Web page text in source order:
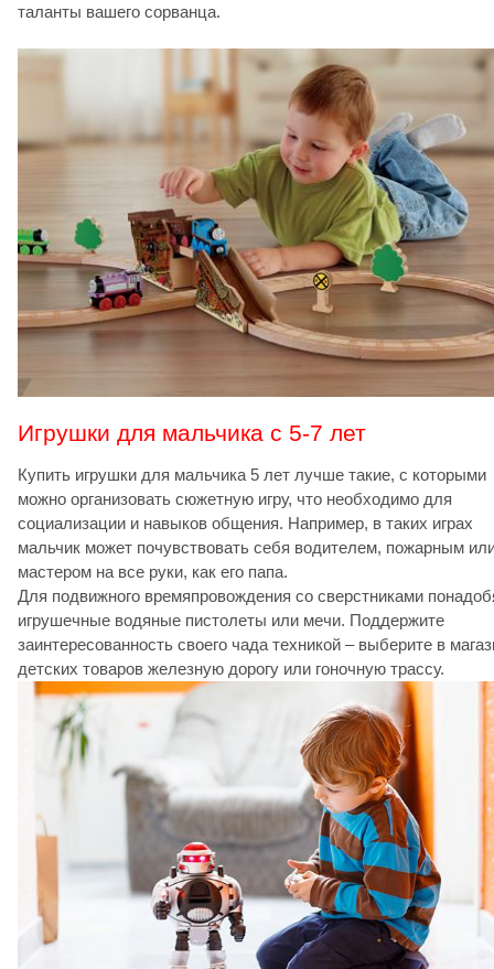
таланты вашего сорванца.
Игрушки для мальчика с 5-7 лет
Купить игрушки для мальчика 5 лет лучше такие, с которыми
можно организовать сюжетную игру, что необходимо для
социализации и навыков общения. Например, в таких играх
мальчик может почувствовать себя водителем, пожарным
мастером на все руки, как его папа.
Для подвижного времяпровождения со сверстниками
игрушечные водяные пистолеты или мечи. Поддержите
заинтересованность своего чада техникой – выберите в
детских товаров железную дорогу или гоночную трассу.